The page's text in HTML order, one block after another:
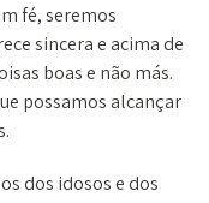
fé, seremos
sincera e acima de
boas e não más.
possamos alcançar
dos idosos e dos